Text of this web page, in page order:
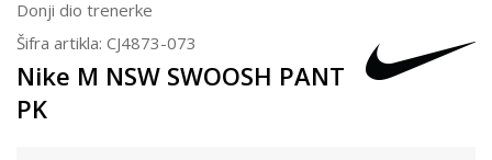
Donji dio trenerke
Šifra artikla: CJ4873-073
Nike M NSW SWOOSH PANT
PK